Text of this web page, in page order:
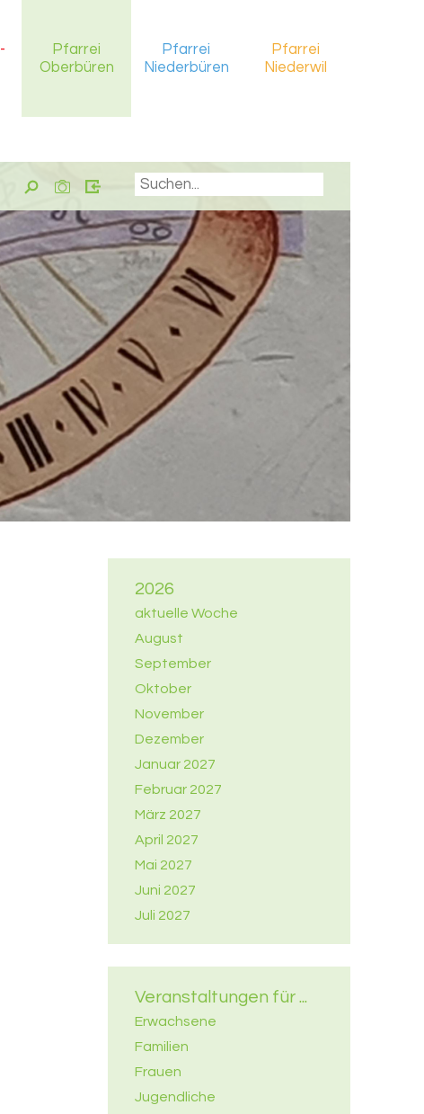
-
Pfarrei
Oberbüren
Pfarrei
Niederbüren
Pfarrei
Niederwil
2026
aktuelle Woche
August
September
Oktober
November
Dezember
Januar 2027
Februar 2027
März 2027
April 2027
Mai 2027
Juni 2027
Juli 2027
Veranstaltungen für ...
Erwachsene
Familien
Frauen
Jugendliche